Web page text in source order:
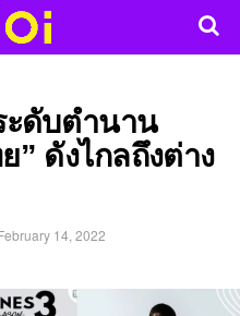
ะดับตำนาน
” ดังไกลถึงต่าง
14, 2022